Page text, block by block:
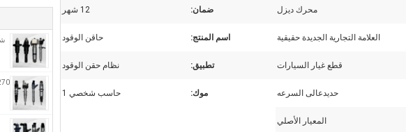
محرك ديزل ضمان: 12 شهر
العلامة التجارية الجديدة حقيقية اسم المنتج: حاقن الوقود
قطع غيار السيارات تطبيق: نظام حقن الوقود
حديدعالى السرعه موك: حاسب شخصي 1
المعيار الأصلي